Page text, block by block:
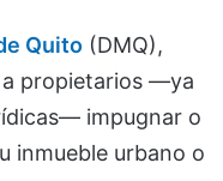
Quito (DMQ),
propietarios —ya
impugnar o
inmueble urbano o